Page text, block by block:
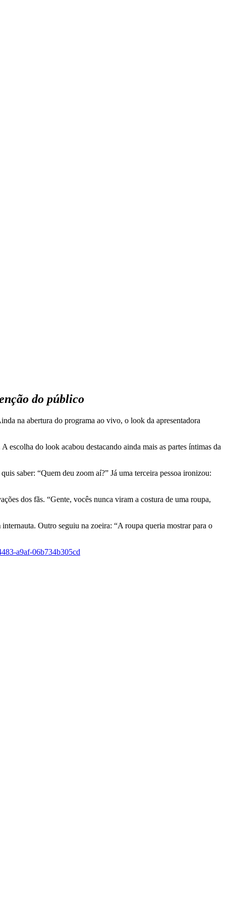
do público
na abertura do programa ao vivo, o look da apresentadora
do look acabou destacando ainda mais as partes íntimas da
saber: “Quem deu zoom aí?” Já uma terceira pessoa ironizou:
dos fãs. “Gente, vocês nunca viram a costura de uma roupa,
Outro seguiu na zoeira: “A roupa queria mostrar para o
a9af-06b734b305cd